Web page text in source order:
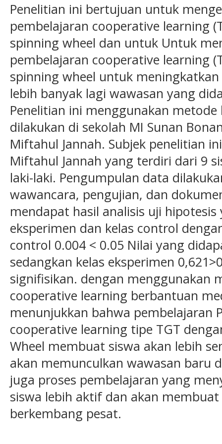
Penelitian ini bertujuan untuk
pembelajaran cooperative learning
spinning wheel dan untuk Untuk
pembelajaran cooperative learning
spinning wheel untuk
lebih banyak lagi wawasan yang
Penelitian ini menggunakan
dilakukan di sekolah MI Sunan
Miftahul Jannah. Subjek penelitian
Miftahul Jannah yang terdiri dari 9
laki-laki. Pengumpulan data
wawancara, pengujian, dan
mendapat hasil analisis uji
eksperimen dan kelas control
control 0.004 < 0.05 Nilai yang
sedangkan kelas eksperimen
signifisikan. dengan menggunakan
cooperative learning berbantuan
menunjukkan bahwa pembelajaran
cooperative learning tipe TGT
Wheel membuat siswa akan lebih
akan memunculkan wawasan baru
juga proses pembelajaran yang
siswa lebih aktif dan akan
berkembang pesat.